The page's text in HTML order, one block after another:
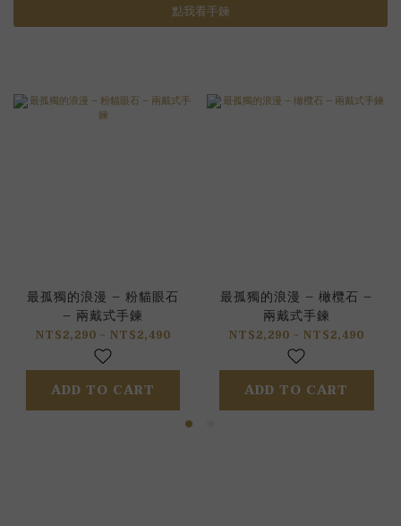
點我看手鍊
最孤獨的浪漫 – 粉貓眼石
– 兩戴式手鍊
NT$2,290 ~ NT$2,490
ADD TO CART
最孤獨的浪漫 – 橄欖石 –
兩戴式手鍊
NT$2,290 ~ NT$2,490
ADD TO CART